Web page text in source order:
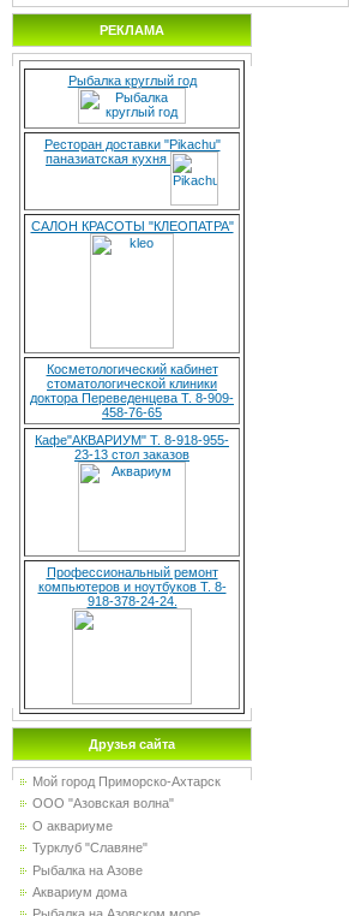
РЕКЛАМА
Рыбалка круглый год
Ресторан доставки "Pikachu"
паназиатская кухня
САЛОН КРАСОТЫ "КЛЕОПАТРА"
Косметологический кабинет
стоматологической клиники
доктора Переведенцева Т. 8-909-
458-76-65
Кафе"АКВАРИУМ" Т. 8-918-955-
23-13 стол заказов
Профессиональный ремонт
компьютеров и ноутбуков Т. 8-
918-378-24-24.
Друзья сайта
Мой город Приморско-Ахтарск
ООО "Азовская волна"
О аквариуме
Турклуб "Славяне"
Рыбалка на Азове
Аквариум дома